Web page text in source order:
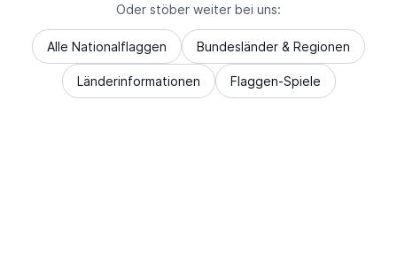
Oder stöber weiter bei uns:
Alle Nationalflaggen Bundesländer & Regionen
Länderinformationen Flaggen-Spiele